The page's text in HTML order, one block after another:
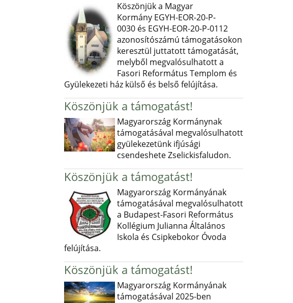
Köszönjük a Magyar
Kormány EGYH-EOR-20-P-
0030 és EGYH-EOR-20-P-0112
azonosítószámú támogatásokon
keresztül juttatott támogatását,
melyből megvalósulhatott a
Fasori Református Templom és
Gyülekezeti ház külső és belső felújítása.
Köszönjük a támogatást!
Magyarország Kormánynak
támogatásával megvalósulhatott
gyülekezetünk ifjúsági
csendeshete Zselickisfaludon.
Köszönjük a támogatást!
Magyarország Kormányának
támogatásával megvalósulhatott
a Budapest-Fasori Református
Kollégium Julianna Általános
Iskola és Csipkebokor Óvoda
felújítása.
Köszönjük a támogatást!
Magyarország Kormányának
támogatásával 2025-ben